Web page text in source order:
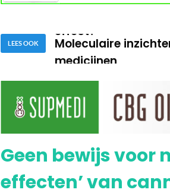
LEES OOK
medicijnen
Onderzoek:
Verlicht cannabis
effect?
Geen bewijs voor
effecten’ van